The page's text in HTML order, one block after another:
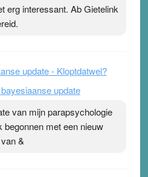
erg interessant. Ab Gietelink
update - Kloptdatwel?
update
van mijn parapsychologie
met een nieuw
&